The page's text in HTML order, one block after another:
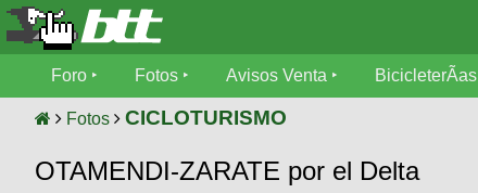
Foro
MecÃ¡nica
Fotos
Avisos
Foro Fotos Avisos Venta BicicleterÃ­as
Fotos CICLOTURISMO
OTAMENDI-ZARATE por el Delta